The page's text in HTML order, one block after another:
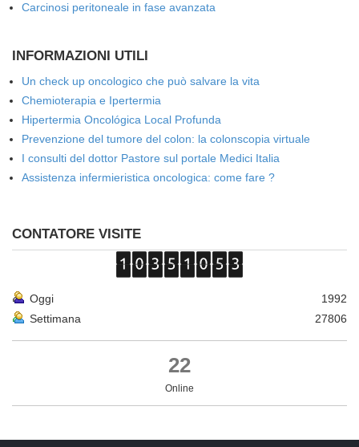
Carcinosi peritoneale in fase avanzata
INFORMAZIONI UTILI
Un check up oncologico che può salvare la vita
Chemioterapia e Ipertermia
Hipertermia Oncológica Local Profunda
Prevenzione del tumore del colon: la colonscopia virtuale
I consulti del dottor Pastore sul portale Medici Italia
Assistenza infermieristica oncologica: come fare ?
CONTATORE VISITE
Oggi
1992
Settimana
27806
22
Online